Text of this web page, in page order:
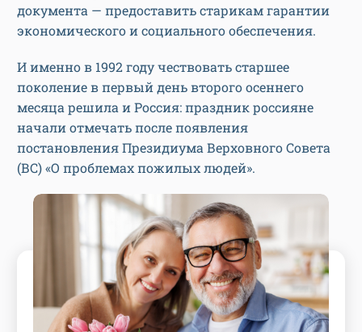
документа — предоставить старикам гарантии
экономического и социального обеспечения.
И именно в 1992 году чествовать старшее
поколение в первый день второго осеннего
месяца решила и Россия: праздник россияне
начали отмечать после появления
постановления Президиума Верховного Совета
(ВС) «О проблемах пожилых людей».